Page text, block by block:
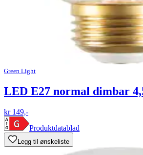
Green Light
LED E27 normal dimbar
kr 149,-
Produktdatablad
Legg til ønskeliste